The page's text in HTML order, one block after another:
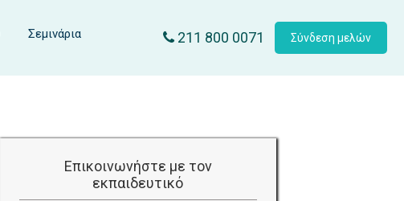
Σεμινάρια 211 800 0071 Σύνδεση μελών
Επικοινωνήστε με τον
εκπαιδευτικό